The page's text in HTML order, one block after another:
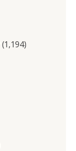
(1,194)